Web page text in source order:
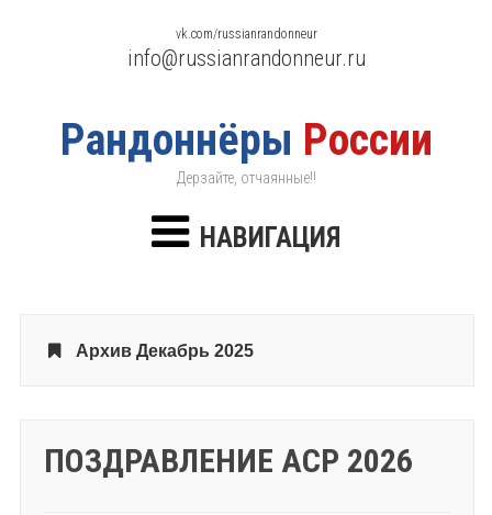
Рандоннёры России
Дерзайте, отчаянные!!
vk.com/russianrandonneur
info@russianrandonneur.ru
НАВИГАЦИЯ
Архив Декабрь 2025
ПОЗДРАВЛЕНИЕ АСР 2026